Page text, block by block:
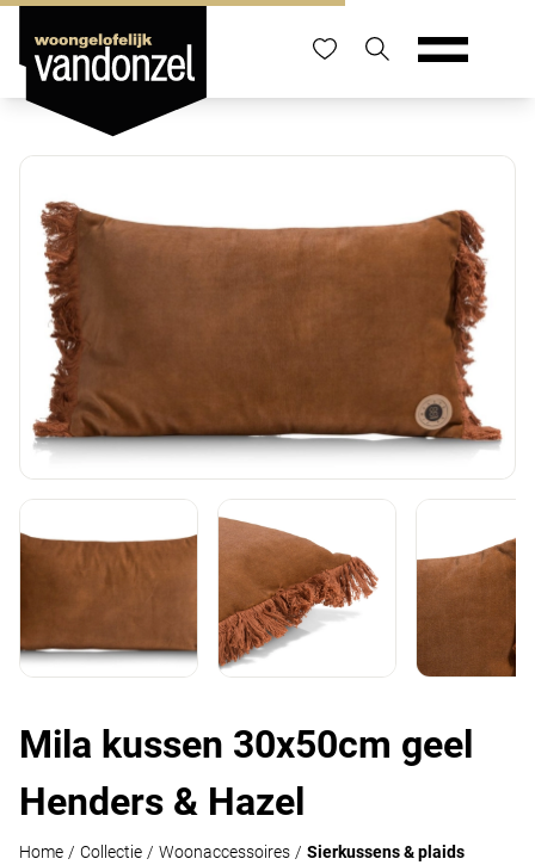
Mila kussen 30x50cm geel
Henders & Hazel
Home / Collectie / Woonaccessoires / Sierkussens & plaids